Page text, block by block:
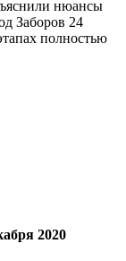
нюансы
Заборов 24
полностью
2020